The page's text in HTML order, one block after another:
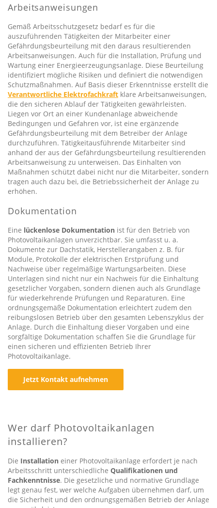
Arbeitsanweisungen
Gemäß Arbeitsschutzgesetz bedarf es für die
auszuführenden Tätigkeiten der Mitarbeiter einer
Gefährdungsbeurteilung mit den daraus resultierenden
Arbeitsanweisungen. Auch für die Installation, Prüfung und
Wartung einer Energieerzeugungsanlage. Diese Beurteilung
identifiziert mögliche Risiken und definiert die notwendigen
Schutzmaßnahmen. Auf Basis dieser Erkenntnisse erstellt die
Verantwortliche Elektrofachkraft klare Arbeitsanweisungen,
die den sicheren Ablauf der Tätigkeiten gewährleisten.
Liegen vor Ort an einer Kundenanlage abweichende
Bedingungen und Gefahren vor, ist eine ergänzende
Gefährdungsbeurteilung mit dem Betreiber der Anlage
durchzuführen. Tätigkeitausführende Mitarbeiter sind
anhand der aus der Gefährdungsbeurteilung resultierenden
Arbeitsanweisung zu unterweisen. Das Einhalten von
Maßnahmen schützt dabei nicht nur die Mitarbeiter, sondern
tragen auch dazu bei, die Betriebssicherheit der Anlage zu
erhöhen.
Dokumentation
Eine lückenlose Dokumentation ist für den Betrieb von
Photovoltaikanlagen unverzichtbar. Sie umfasst u. a.
Dokumente zur Dachstatik, Herstellerangaben z. B. für
Module, Protokolle der elektrischen Erstprüfung und
Nachweise über regelmäßige Wartungsarbeiten. Diese
Unterlagen sind nicht nur ein Nachweis für die Einhaltung
gesetzlicher Vorgaben, sondern dienen auch als Grundlage
für wiederkehrende Prüfungen und Reparaturen. Eine
ordnungsgemäße Dokumentation erleichtert zudem den
reibungslosen Betrieb über den gesamten Lebenszyklus der
Anlage. Durch die Einhaltung dieser Vorgaben und eine
sorgfältige Dokumentation schaffen Sie die Grundlage für
einen sicheren und effizienten Betrieb Ihrer
Photovoltaikanlage.
Jetzt Kontakt aufnehmen
Wer darf Photovoltaikanlagen
installieren?
Die Installation einer Photovoltaikanlage erfordert je nach
Arbeitsschritt unterschiedliche Qualifikationen und
Fachkenntnisse. Die gesetzliche und normative Grundlage
legt genau fest, wer welche Aufgaben übernehmen darf, um
die Sicherheit und den ordnungsgemäßen Betrieb der Anlage